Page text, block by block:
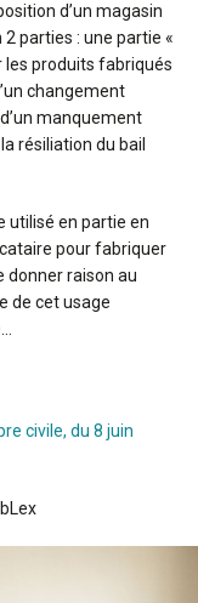
d’un magasin
2 parties : une partie «
les produits fabriqués
changement
manquement
résiliation du bail
utilisé en partie en
pour fabriquer
donner raison au
de cet usage
civile, du 8 juin